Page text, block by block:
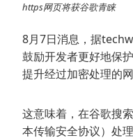
https网页将获谷歌青睐
8月7日消息，据
鼓励开发者更好地保
提升经过加密处理的
这意味着，在谷歌搜
本传输安全协议）处